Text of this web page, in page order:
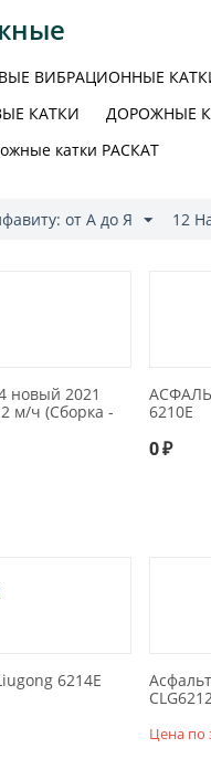
ВИБРАЦИОННЫЕ
КАТКИ
ДОРОЖНЫЕ
катки РАСКАТ
от А до Я 12
новый 2021
м/ч (Сборка -
6210E
0₽
6214E
Цена по